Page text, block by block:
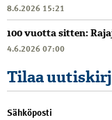
8.6.2026 15:21
100 vuotta sitten:
4.6.2026 07:00
Tilaa
Sähköposti